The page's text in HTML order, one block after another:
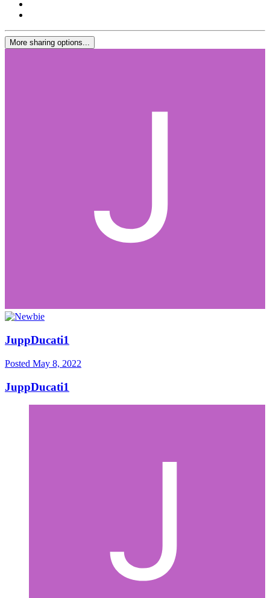
More sharing options...
JuppDucati1
Posted May 8, 2022
JuppDucati1